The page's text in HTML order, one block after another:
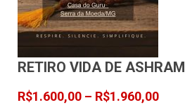
RETIRO VIDA DE ASHRAM
R$1.600,00 – R$1.960,00Faixa